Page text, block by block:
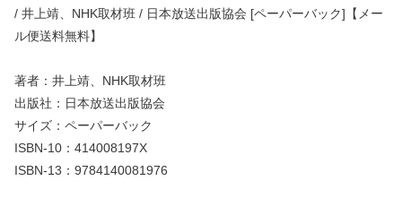
/ 井上靖、NHK取材班 / 日本放送出版協会 [ペーパーバック]【メー
ル便送料無料】
著者：井上靖、NHK取材班
出版社：日本放送出版協会
サイズ：ペーパーバック
ISBN-10：414008197X
ISBN-13：9784140081976